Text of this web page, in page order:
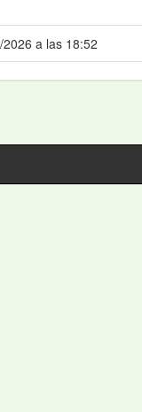
2026 a las 18:52